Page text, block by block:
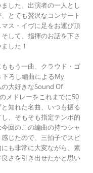
した。出演者の一人とし
とても贅沢なコンサート
ス・イヴに足をお運び頂
して、指揮のお話を下さ
した！
もう一曲、クラウド・ゴ
下ろし編曲によるMy
大好きなSound Of
メドレーをこれまでに50
知れた名曲、いつも振る
、そもそも指定テンポ的
回のこの編曲の持つシャ
じたので、三拍子でスピ
も非常に大変ながら、素
さを引き出せたかと思い